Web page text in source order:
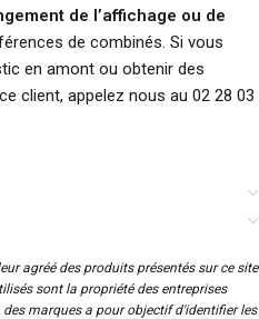
de l’affichage ou de
de combinés. Si vous
en amont ou obtenir des
client, appelez nous au 02 28 03
agréé des produits présentés sur ce site
sont la propriété des entreprises
marques a pour objectif d'identifier les